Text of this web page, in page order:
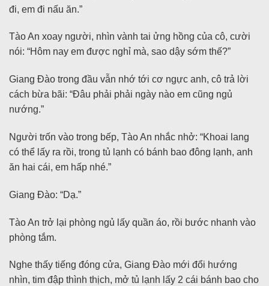
đi, em đi nấu ăn.”
Tào An xoay người, nhìn vành tai ửng hồng của cô, cười
nói: “Hôm nay em được nghỉ mà, sao dậy sớm thế?”
Giang Đào trong đầu vẫn nhớ tới cơ ngực anh, cô trả lời
cách bừa bãi: “Đâu phải phải ngày nào em cũng ngủ
nướng.”
Người trốn vào trong bếp, Tào An nhắc nhở: “Khoai lang
có thể lấy ra rồi, trong tủ lạnh có bánh bao đông lạnh, anh
ăn hai cái, em hấp nhé.”
Giang Đào: “Dạ.”
Tào An trở lại phòng ngủ lấy quần áo, rồi bước nhanh vào
phòng tắm.
Nghe thấy tiếng đóng cửa, Giang Đào mới đổi hướng
nhìn, tim đập thình thịch, mở tủ lạnh lấy 2 cái bánh bao cho